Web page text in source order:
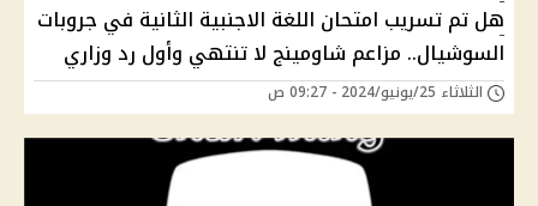
هل تم تسريب امتحان اللغة الاجنبية الثانية في جروبات
السوشيال.. مزاعم شاومينج لا تنتهي وأول رد وزاري
الثلاثاء 25/يونيو/2024 - 09:27 ص